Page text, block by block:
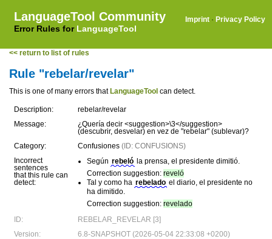
LanguageTool Community
Error Rules for LanguageTool
Imprint · Privacy Policy
<< return to list of rules
Rule "rebelar/revelar"
This is one of many errors that LanguageTool can detect.
Description:
rebelar/revelar
Message:
¿Quería decir <suggestion>\3</suggestion>
(descubrir, desvelar) en vez de "rebelar" (sublevar)?
Category:
Confusiones (ID: CONFUSIONS)
Incorrect
sentences
that this rule can
detect:
Según rebeló la prensa, el presidente dimitió.
Correction suggestion: reveló
Tal y como ha rebelado el diario, el presidente no
ha dimitido.
Correction suggestion: revelado
ID:
REBELAR_REVELAR [3]
Version:
6.8-SNAPSHOT (2026-05-04 22:33:08 +0200)